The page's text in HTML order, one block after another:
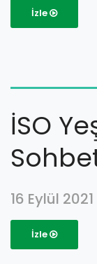
İzle
İSO
16 Eylül 2021
İzle